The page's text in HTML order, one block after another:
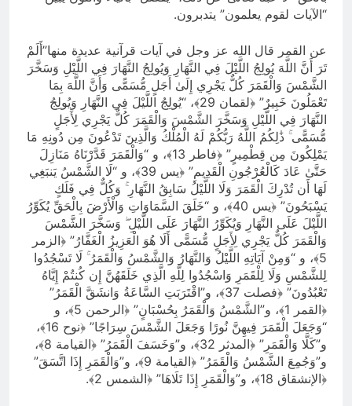
“الآيات لقوم يعلمون” يتدبرون.
عن القمر قال الله عز وجل في آيات قرآنية عديدة منها”أَلَمْ
تَرَ أَنَّ اللَّهَ يُولِجُ اللَّيْلَ فِي النَّهَارِ وَيُولِجُ النَّهَارَ فِي اللَّيْلِ وَسَخَّرَ
الشَّمْسَ وَالْقَمَرَ كُلٌّ يَجْرِي إِلَىٰ أَجَلٍ مُّسَمًّى وَأَنَّ اللَّهَ بِمَا
تَعْمَلُونَ خَبِيرٌ” ﴿لقمان 29﴾، “يُولِجُ اللَّيْلَ فِي النَّهَارِ وَيُولِجُ
النَّهَارَ فِي اللَّيْلِ وَسَخَّرَ الشَّمْسَ وَالْقَمَرَ كُلٌّ يَجْرِي لِأَجَلٍ
مُّسَمًّى ۚ ذَٰلِكُمُ اللَّهُ رَبُّكُمْ لَهُ الْمُلْكُ وَالَّذِينَ تَدْعُونَ مِن دُونِهِ مَا
يَمْلِكُونَ مِن قِطْمِيرٍ” ﴿فاطر 13﴾، و “وَالْقَمَرَ قَدَّرْنَاهُ مَنَازِلَ
حَتَّىٰ عَادَ كَالْعُرْجُونِ الْقَدِيمِ” ﴿يس 39﴾، و “لَا الشَّمْسُ يَنبَغِي
لَهَا أَن تُدْرِكَ الْقَمَرَ وَلَا اللَّيْلُ سَابِقُ النَّهَارِ ۚ وَكُلٌّ فِي فَلَكٍ
يَسْبَحُونَ” ﴿يس 40﴾، و “خَلَقَ السَّمَاوَاتِ وَالْأَرْضَ بِالْحَقِّ يُكَوِّرُ
اللَّيْلَ عَلَى النَّهَارِ وَيُكَوِّرُ النَّهَارَ عَلَى اللَّيْلِ ۖ وَسَخَّرَ الشَّمْسَ
وَالْقَمَرَ كُلٌّ يَجْرِي لِأَجَلٍ مُّسَمًّى أَلَا هُوَ الْعَزِيزُ الْغَفَّارُ” ﴿الزمر
5﴾، و “وَمِنْ آيَاتِهِ اللَّيْلُ وَالنَّهَارُ وَالشَّمْسُ وَالْقَمَرُ ۚ لَا تَسْجُدُوا
لِلشَّمْسِ وَلَا لِلْقَمَرِ وَاسْجُدُوا لِلَّهِ الَّذِي خَلَقَهُنَّ إِن كُنتُمْ إِيَّاهُ
تَعْبُدُونَ” ﴿فصلت 37﴾، و”اقْتَرَبَتِ السَّاعَةُ وَانشَقَّ الْقَمَرُ”
﴿القمر 1﴾، و”الشَّمْسُ وَالْقَمَرُ بِحُسْبَانٍ” ﴿الرحمن 5﴾، و
“وَجَعَلَ الْقَمَرَ فِيهِنَّ نُورًا وَجَعَلَ الشَّمْسَ سِرَاجًا” ﴿نوح 16﴾،
و”كَلَّا وَالْقَمَرِ” ﴿المدثر 32﴾، و”وَخَسَفَ الْقَمَرُ” ﴿القيامة 8﴾،
و”وَجُمِعَ الشَّمْسُ وَالْقَمَرُ” ﴿القيامة 9﴾، و”وَالْقَمَرِ إِذَا اتَّسَقَ”
﴿الإنشقاق 18﴾، و”وَالْقَمَرِ إِذَا تَلَاهَا” ﴿الشمس 2﴾.